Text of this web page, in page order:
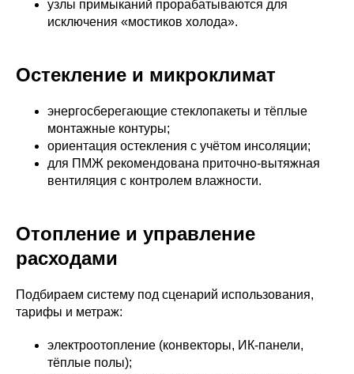
узлы примыканий прорабатываются для
исключения «мостиков холода».
Остекление и микроклимат
энергосберегающие стеклопакеты и тёплые
монтажные контуры;
ориентация остекления с учётом инсоляции;
для ПМЖ рекомендована приточно‑вытяжная
вентиляция с контролем влажности.
Отопление и управление
расходами
Подбираем систему под сценарий использования,
тарифы и метраж:
электроотопление (конвекторы, ИК‑панели,
тёплые полы);